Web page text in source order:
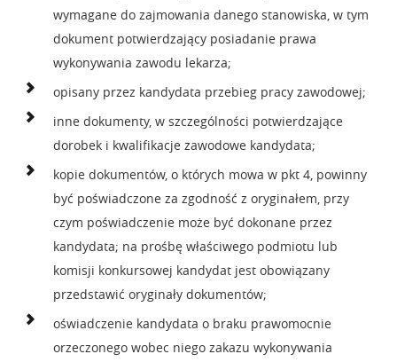
wymagane do zajmowania danego stanowiska, w tym
dokument potwierdzający posiadanie prawa
wykonywania zawodu lekarza;
opisany przez kandydata przebieg pracy zawodowej;
inne dokumenty, w szczególności potwierdzające
dorobek i kwalifikacje zawodowe kandydata;
kopie dokumentów, o których mowa w pkt 4, powinny
być poświadczone za zgodność z oryginałem, przy
czym poświadczenie może być dokonane przez
kandydata; na prośbę właściwego podmiotu lub
komisji konkursowej kandydat jest obowiązany
przedstawić oryginały dokumentów;
oświadczenie kandydata o braku prawomocnie
orzeczonego wobec niego zakazu wykonywania